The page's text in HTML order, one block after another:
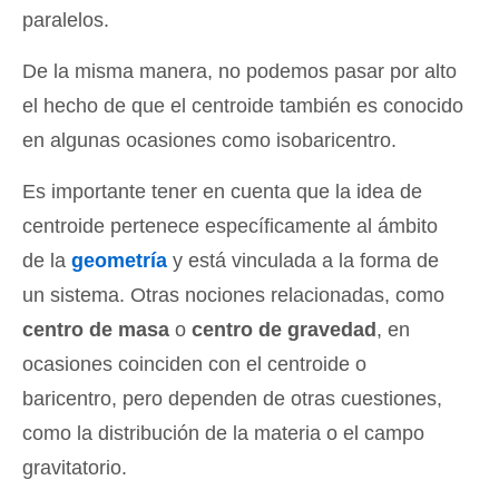
paralelos.
De la misma manera, no podemos pasar por alto
el hecho de que el centroide también es conocido
en algunas ocasiones como isobaricentro.
Es importante tener en cuenta que la idea de
centroide pertenece específicamente al ámbito
de la geometría y está vinculada a la forma de
un sistema. Otras nociones relacionadas, como
centro de masa o centro de gravedad , en
ocasiones coinciden con el centroide o
baricentro, pero dependen de otras cuestiones,
como la distribución de la materia o el campo
gravitatorio.